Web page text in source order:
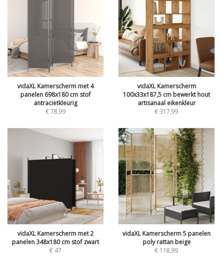
vidaXL Kamerscherm met 4
panelen 698x180 cm stof
antracietkleurig
€78,99
vidaXL Kamerscherm
100x33x187,5 cm bewerkt hout
artisanaal eikenkleur
€317,99
vidaXL Kamerscherm met 2
panelen 348x180 cm stof zwart
€47
vidaXL Kamerscherm 5 panelen
poly rattan beige
€ 118,99